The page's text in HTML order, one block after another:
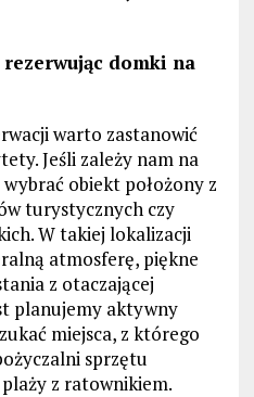
domki na
warto zastanowić
Jeśli zależy nam na
obiekt położony z
turystycznych czy
W takiej lokalizacji
atmosferę, piękne
z otaczającej
planujemy aktywny
miejsca, z którego
sprzętu
z ratownikiem.